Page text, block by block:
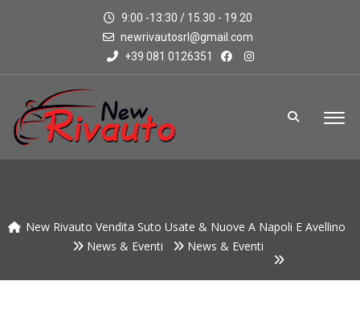
9:00 -13:30 / 15.30 - 19.20
newrivautosrl@gmail.com
+39 081 0126351
New Rivauto Vendita Suto Usate & Nuove A Napoli E Avellino
News & Eventi
News & Eventi